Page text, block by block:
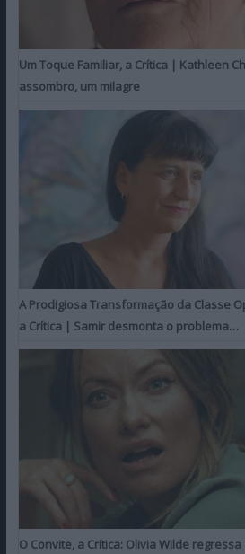
Um Toque Familiar, a Crítica | Kathleen
assombro, um milagre
A Prodigiosa Transformação da Classe
a Crítica | Samir desmonta o problema…
O Convite, a Crítica: Olivia Wilde